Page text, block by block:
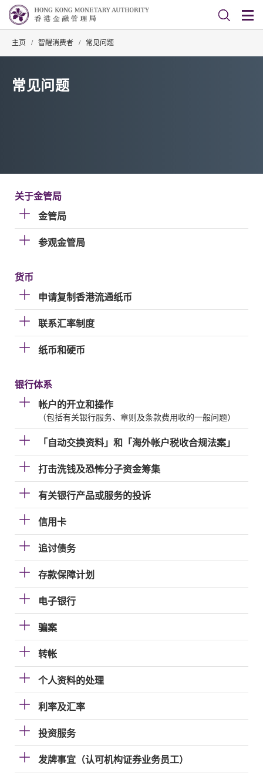
主页 / 智醒消费者 / 常见问题
常见问题
关于金管局
金管局
参观金管局
货币
申请复制香港流通纸币
联系汇率制度
纸币和硬币
银行体系
帐户的开立和操作
（包括有关银行服务、章则及条款费用收的一般问题）
「自动交换资料」和「海外帐户税收合规法案」
打击洗钱及恐怖分子资金筹集
有关银行产品或服务的投诉
信用卡
追讨债务
存款保障计划
电子银行
骗案
转帐
个人资料的处理
利率及汇率
投资服务
发牌事宜（认可机构证券业务员工）